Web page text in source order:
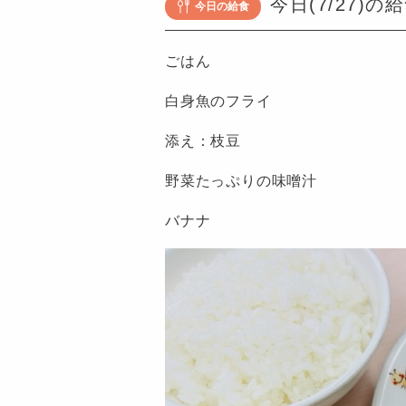
も
ば
今日の給食 今日(7/27)の
ごはん
白身魚のフライ
添え：枝豆
野菜たっぷりの味噌汁
バナナ